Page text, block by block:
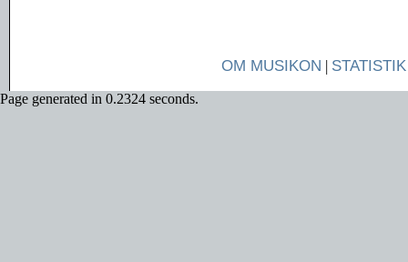
OM MUSIKON | STATISTIK
Page generated in 0.2324 seconds.